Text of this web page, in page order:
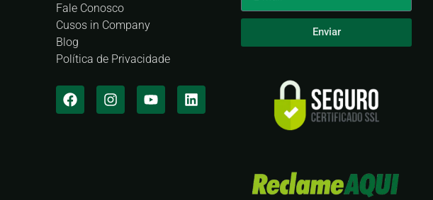
Fale Conosco
Cusos in Company
Blog
Política de Privacidade
Enviar